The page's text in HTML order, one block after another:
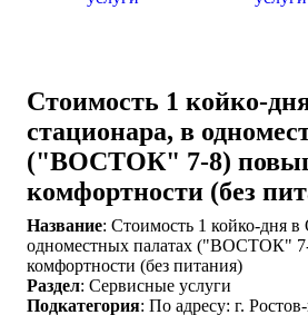
Стоимость 1 койко-
стационара, в
("ВОСТОК" 7-8)
комфортности (без
Название: Стоимость 1 койко-дня
одноместных палатах ("ВОСТОК"
комфортности (без питания)
Раздел: Сервисные услуги
Подкатегория: По адресу: г.